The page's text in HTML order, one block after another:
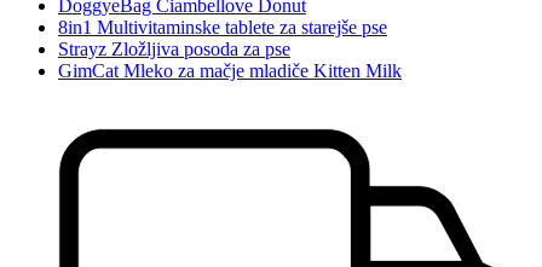
DoggyeBag Ciambellove Donut
8in1 Multivitaminske tablete za starejše pse
Strayz Zložljiva posoda za pse
GimCat Mleko za mačje mladiče Kitten Milk